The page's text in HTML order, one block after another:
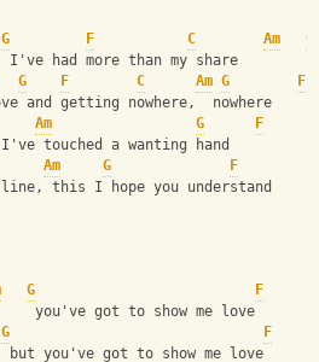
G F C Am
G
I've had more than my share
G F C Am G
F
and getting nowhere,  nowhere
Am G
F
touched a wanting hand
Am G
F
line, this I hope you understand
G
F
you've got to show me love
G
F
but you've got to show me love